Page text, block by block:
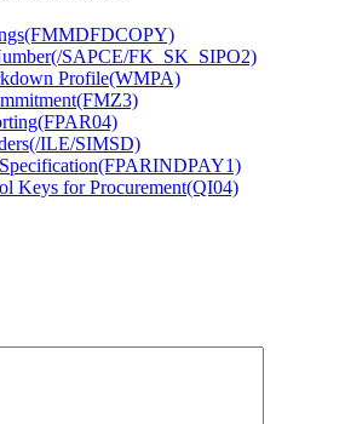
SAPCE/FK_SK_SIPO2)
Profile(WMPA)
ILE/SIMSD)
Keys for Procurement(QI04)